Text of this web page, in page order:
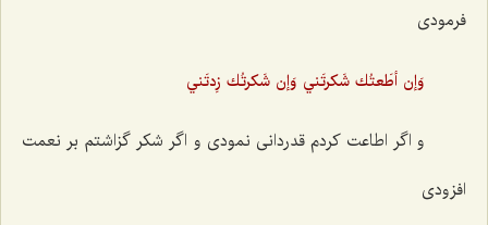
فرمودی
وَإن أطَعتُك شَكرتَني وَإن شَكرتُك زِدتَني
و اگر اطاعت کردم قدردانی نمودی و اگر شکر گزاشتم بر نعمت
افزودی